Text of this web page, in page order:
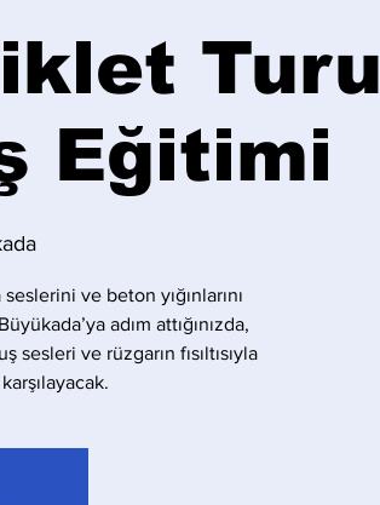
Turu
Eğitimi
ve beton yığınlarını
adım attığınızda,
ve rüzgarın fısıltısıyla